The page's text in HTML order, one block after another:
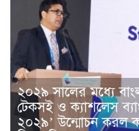
২০২৯ সালের মধ্যে
টেকসই ও ক্যাশলেস
২০২৯’ উন্মোচন করল